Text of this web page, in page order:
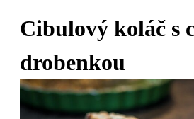
Cibulový koláč s
drobenkou